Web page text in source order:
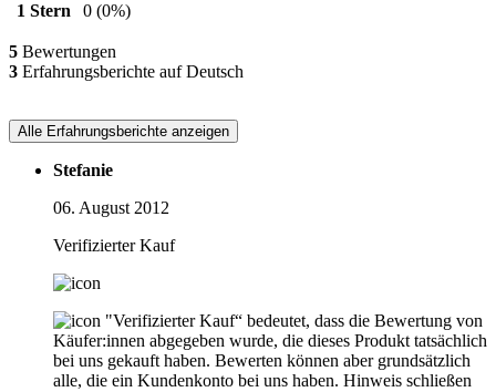
1 Stern
0 (0%)
5 Bewertungen
3 Erfahrungsberichte auf Deutsch
Alle Erfahrungsberichte anzeigen
Stefanie
06. August 2012
Verifizierter Kauf
"Verifizierter Kauf“ bedeutet, dass die Bewertung von
Käufer:innen abgegeben wurde, die dieses Produkt tatsächlich
bei uns gekauft haben. Bewerten können aber grundsätzlich
alle, die ein Kundenkonto bei uns haben. Hinweis schließen